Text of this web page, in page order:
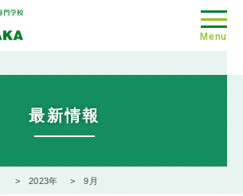
最新情報
2023年 9月
Menu